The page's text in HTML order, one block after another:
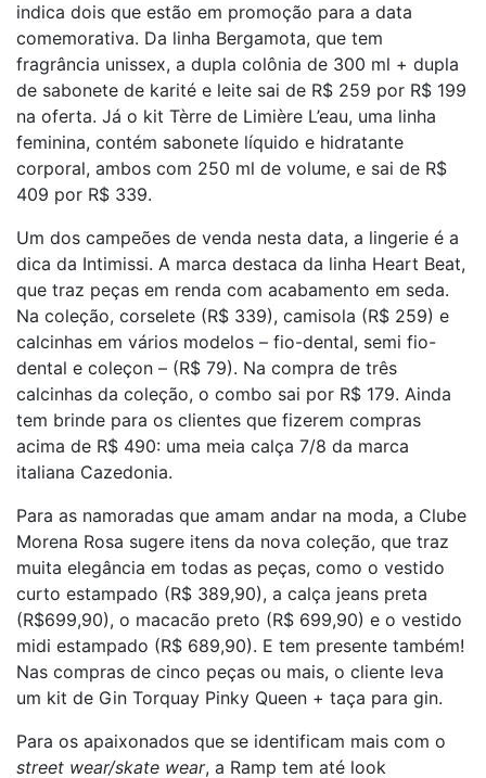
indica dois que estão em promoção para a data
comemorativa. Da linha Bergamota, que tem
fragrância unissex, a dupla colônia de 300 ml + dupla
de sabonete de karité e leite sai de R$ 259 por R$ 199
na oferta. Já o kit Tèrre de Limière L’eau, uma linha
feminina, contém sabonete líquido e hidratante
corporal, ambos com 250 ml de volume, e sai de R$
409 por R$ 339.
Um dos campeões de venda nesta data, a lingerie é a
dica da Intimissi. A marca destaca da linha Heart Beat,
que traz peças em renda com acabamento em seda.
Na coleção, corselete (R$ 339), camisola (R$ 259) e
calcinhas em vários modelos – fio-dental, semi fio-
dental e coleçon – (R$ 79). Na compra de três
calcinhas da coleção, o combo sai por R$ 179. Ainda
tem brinde para os clientes que fizerem compras
acima de R$ 490: uma meia calça 7/8 da marca
italiana Cazedonia.
Para as namoradas que amam andar na moda, a Clube
Morena Rosa sugere itens da nova coleção, que traz
muita elegância em todas as peças, como o vestido
curto estampado (R$ 389,90), a calça jeans preta
(R$699,90), o macacão preto (R$ 699,90) e o vestido
midi estampado (R$ 689,90). E tem presente também!
Nas compras de cinco peças ou mais, o cliente leva
um kit de Gin Torquay Pinky Queen + taça para gin.
Para os apaixonados que se identificam mais com o
street wear/skate wear, a Ramp tem até look